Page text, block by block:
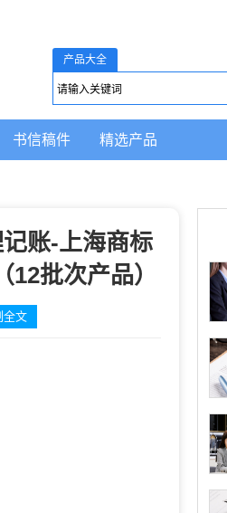
产品大全
书信稿件 精选产品
账-上海商标
批次产品）
全文